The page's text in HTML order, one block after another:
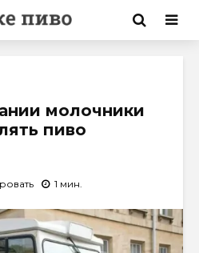
молочники
пиво
1 мин.